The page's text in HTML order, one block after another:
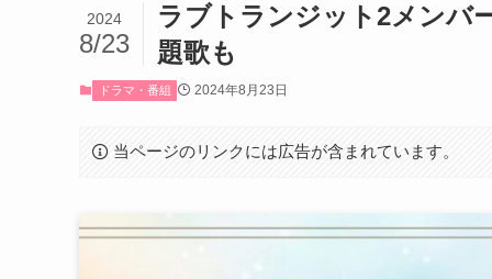
ラブトランジット2メンバ
題歌も
2024
8/23
ドラマ・番組 2024年8月23日
当ページのリンクには広告が含まれています。